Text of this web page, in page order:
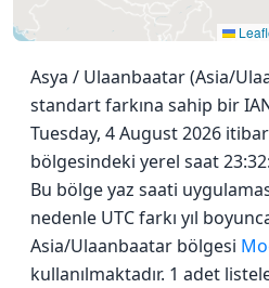
Asya / Ulaanbaatar (Asia/
standart farkına sahip bir
Tuesday, 4 August 2026
bölgesindeki yerel saat
Bu bölge yaz saati
nedenle UTC farkı yıl
Asia/Ulaanbaatar bölgesi
kullanılmaktadır. 1 adet